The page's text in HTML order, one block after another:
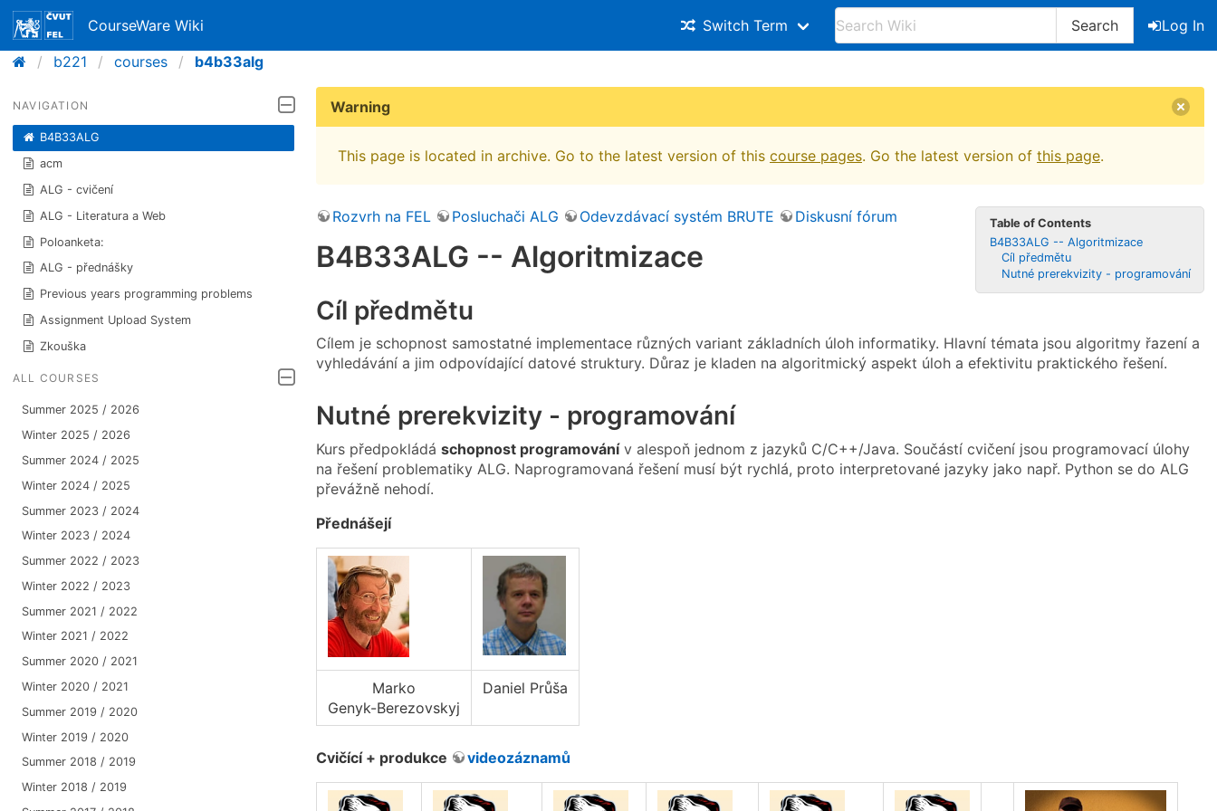
CourseWare Wiki Switch Term Search
Log In
b221
courses b4b33alg
NAVIGATION
B4B33ALG
acm
ALG - cvičení
ALG - Literatura a Web
Poloanketa:
ALG - přednášky
Previous years programming problems
Assignment Upload System
Zkouška
ALL COURSES
Summer 2025 / 2026
Winter 2025 / 2026
Summer 2024 / 2025
Winter 2024 / 2025
Summer 2023 / 2024
Winter 2023 / 2024
Summer 2022 / 2023
Winter 2022 / 2023
Summer 2021 / 2022
Winter 2021 / 2022
Summer 2020 / 2021
Winter 2020 / 2021
Summer 2019 / 2020
Winter 2019 / 2020
Summer 2018 / 2019
Winter 2018 / 2019
Warning
This page is located in archive. Go to the latest version of this course pages. Go the latest version of this page.
Table of Contents
B4B33ALG -- Algoritmizace
Cíl předmětu
Nutné prerekvizity - programování
Rozvrh na FEL Posluchači ALG Odevzdávací systém BRUTE Diskusní fórum
B4B33ALG -- Algoritmizace
Cíl předmětu
Cílem je schopnost samostatné implementace různých variant základních úloh informatiky. Hlavní témata jsou algoritmy řazení a
vyhledávání a jim odpovídající datové struktury. Důraz je kladen na algoritmický aspekt úloh a efektivitu praktického řešení.
Nutné prerekvizity - programování
Kurs předpokládá schopnost programovánív alespoň jednom z jazyků C/C++/Java. Součástí cvičení jsou programovací úlohy
na řešení problematiky ALG. Naprogramovaná řešení musí být rychlá, proto interpretované jazyky jako např. Python se do ALG
převážně nehodí.
Přednášejí
Marko
Genyk-Berezovskyj
Daniel Průša
Cvičící + produkce videozáznamů